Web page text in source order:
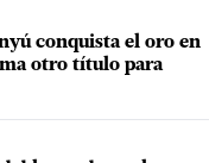
conquista el oro en
otro título para